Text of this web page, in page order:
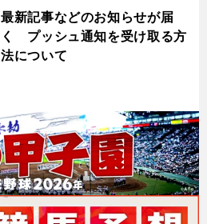
最新記事などのお知らせが届
く プッシュ通知を受け取る方
法について